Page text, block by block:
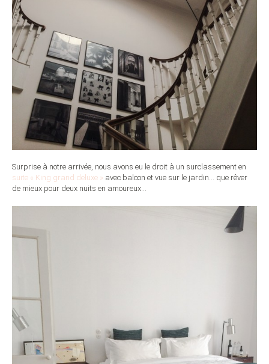
Surprise à notre arrivée, nous avons eu le droit à un surclassement en
suite « King grand deluxe » avec balcon et vue sur le jardin… que rêver
de mieux pour deux nuits en amoureux…